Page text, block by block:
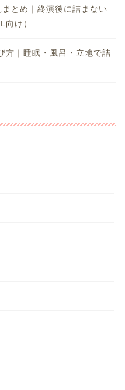
まとめ｜終演後に詰まない
向け）
方｜睡眠・風呂・立地で詰